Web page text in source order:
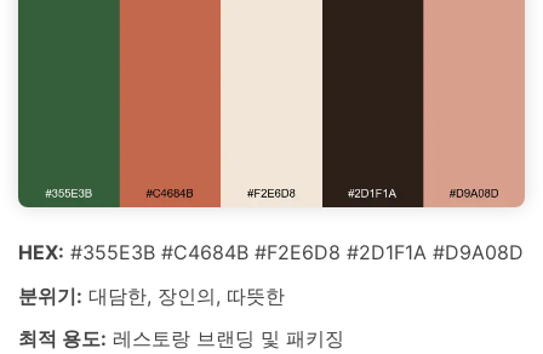
HEX: #355E3B #C4684B #F2E6D8 #2D1F1A #D9A08D
분위기: 대담한, 장인의, 따뜻한
최적 용도: 레스토랑 브랜딩 및 패키징